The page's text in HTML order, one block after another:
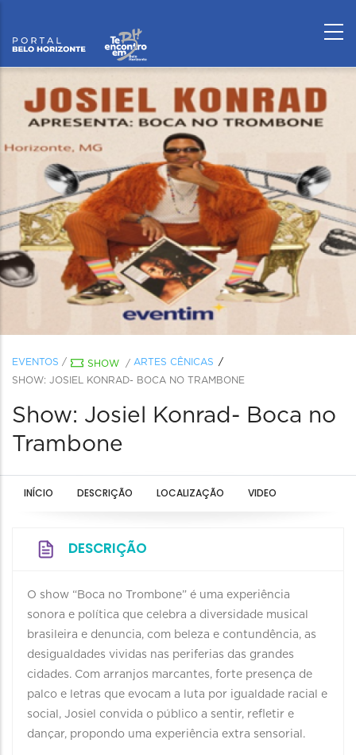
EVENTOS / SHOW / ARTES CÊNICAS
SHOW: JOSIEL KONRAD- BOCA NO TRAMBONE
Show: Josiel Konrad- Boca no
Trambone
INÍCIO DESCRIÇÃO LOCALIZAÇÃO VIDEO
DESCRIÇÃO
O show “Boca no Trombone” é uma experiência
sonora e política que celebra a diversidade musical
brasileira e denuncia, com beleza e contundência, as
desigualdades vividas nas periferias das grandes
cidades. Com arranjos marcantes, forte presença de
palco e letras que evocam a luta por igualdade racial e
social, Josiel convida o público a sentir, refletir e
dançar, propondo uma experiência extra sensorial.